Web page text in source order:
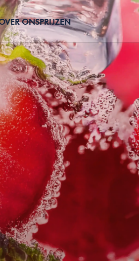
ONSPRIJZEN
VOOR HOTELS
HOTELS
Verhoog de ervaring van je gasten
BANKETDRANKOPLOSSING
Beheer dranken zonder gedoe